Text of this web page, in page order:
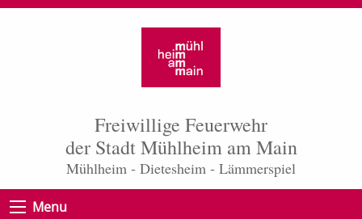
Freiwillige Feuerwehr
der Stadt Mühlheim am Main
Mühlheim - Dietesheim - Lämmerspiel
Menu